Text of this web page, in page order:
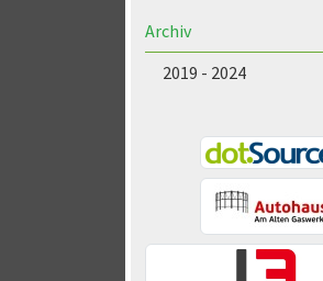
Archiv
2019 - 2024